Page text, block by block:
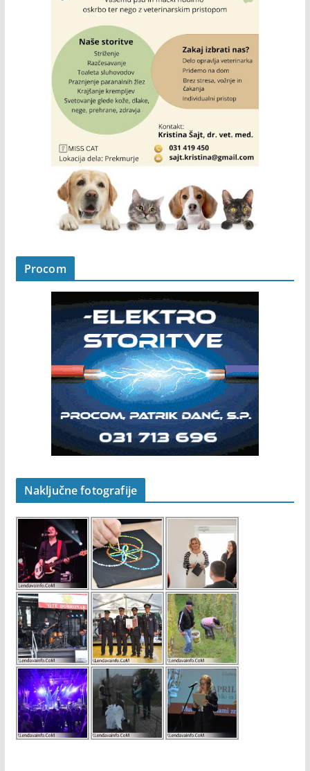
Procom
Naključne fotografije